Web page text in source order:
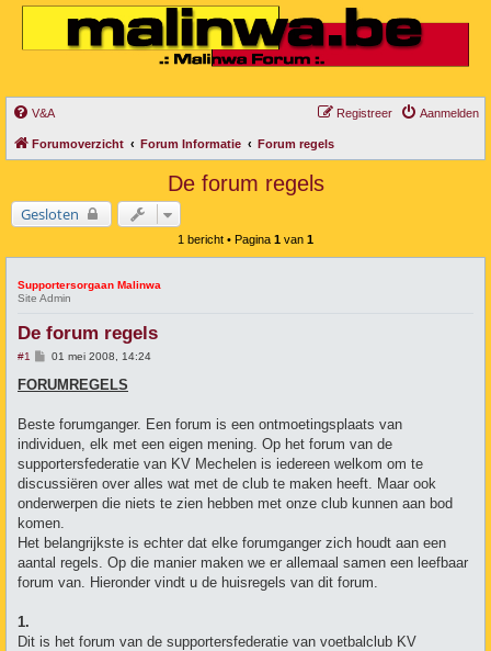
V&A Aanmelden
Registreer
Forumoverzicht Forum Informatie Forum regels
De forum regels
Gesloten
1 bericht • Pagina 1 van 1
Supportersorgaan Malinwa
Site Admin
De forum regels
#1
B
r
i
h
01 mei 2008, 14:24
FORUMREGELS
Beste forumganger. Een forum is een ontmoetingsplaats van
individuen, elk met een eigen mening. Op het forum van de
supportersfederatie van KV Mechelen is iedereen welkom om te
discussiëren over alles wat met de club te maken heeft. Maar ook
onderwerpen die niets te zien hebben met onze club kunnen aan bod
komen.
Het belangrijkste is echter dat elke forumganger zich houdt aan een
aantal regels. Op die manier maken we er allemaal samen een leefbaar
forum van. Hieronder vindt u de huisregels van dit forum.
1.
Dit is het forum van de supportersfederatie van voetbalclub KV